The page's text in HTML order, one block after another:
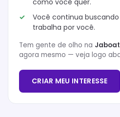
Você continua
trabalha por você.
Tem gente de olho na
agora mesmo — veja logo
CRIAR MEU INTERESSE